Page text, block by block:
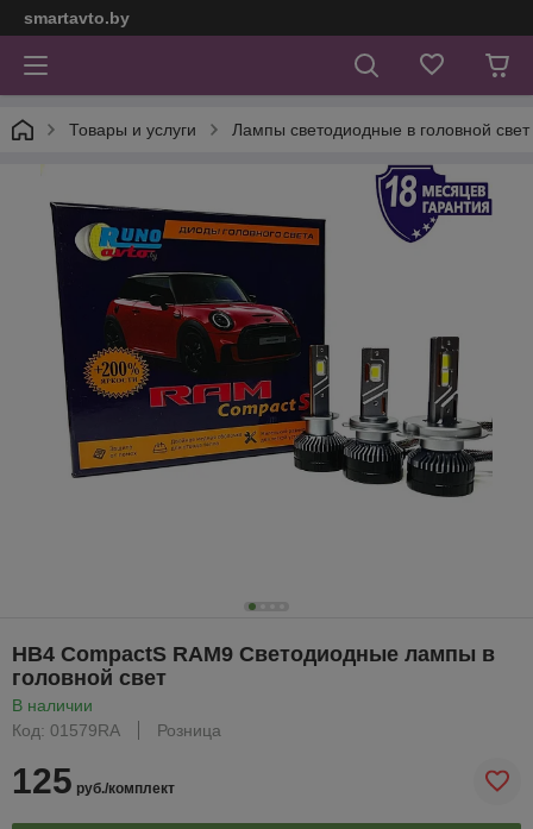
smartavto.by
Товары и услуги Лампы светодиодные в головной
HB4 CompactS RAM9 Светодиодные лампы в
головной свет
В наличии
Код: 01579RA
Розница
125 руб./комплект